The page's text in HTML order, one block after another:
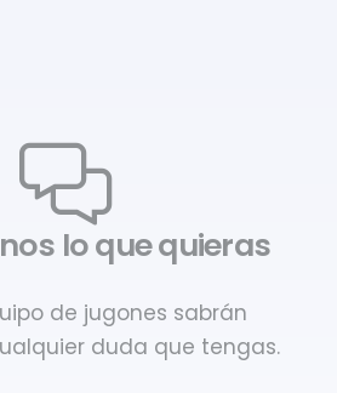
lo que quieras
de jugones sabrán
duda que tengas.